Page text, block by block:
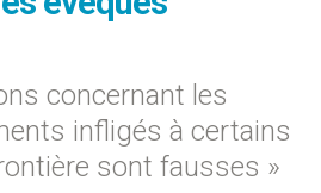
concernant les
infligés à certains
sont fausses »